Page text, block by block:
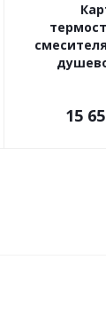
смесителя
15